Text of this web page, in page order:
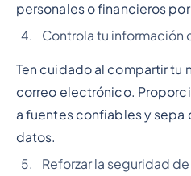
personales o financieros por
Controla tu información
Ten cuidado al compartir tu
correo electrónico.
a fuentes confiables y sepa
datos.
Reforzar la seguridad